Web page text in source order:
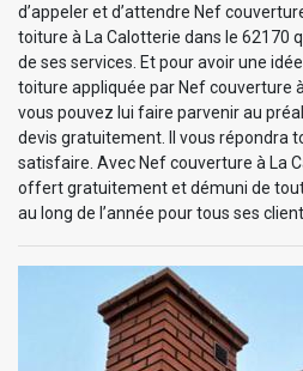
d’appeler et d’attendre Nef
toiture à La Calotterie dans le 62170
de ses services. Et pour avoir une
toiture appliquée par Nef couverture
vous pouvez lui faire parvenir au
devis gratuitement. Il vous répondra
satisfaire. Avec Nef couverture à La
offert gratuitement et démuni de
au long de l’année pour tous ses